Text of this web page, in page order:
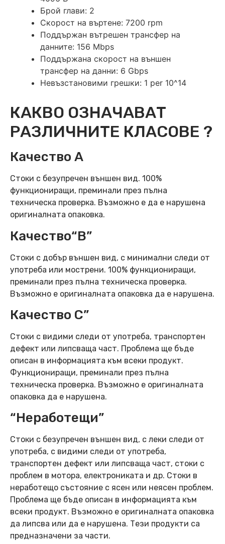
Брой глави: 2
Скорост на въртене: 7200 rpm
Поддържан вътрешен трансфер на
данните: 156 Mbps
Поддържана скорост на външен
трансфер на данни: 6 Gbps
Невъзстановими грешки: 1 per 10^14
КАКВО ОЗНАЧАВАТ
РАЗЛИЧНИТЕ КЛАСОВЕ ?
Качество А
Стоки с безупречен външен вид. 100%
функциониращи, преминали през пълна
техническа проверка. Възможно е да е нарушена
оригиналната опаковка.
Качество“B”
Стоки с добър външен вид, с минимални следи от
употреба или мострени. 100% функциониращи,
преминали през пълна техническа проверка.
Възможно е оригиналната опаковка да е нарушена.
Качество C”
Стоки с видими следи от употреба, транспортен
дефект или липсваща част. Проблема ще бъде
описан в информацията към всеки продукт.
Функциониращи, преминали през пълна
техническа проверка. Възможно е оригиналната
опаковка да е нарушена.
“Неработещи”
Стоки с безупречен външен вид, с леки следи от
употреба, с видими следи от употреба,
транспортен дефект или липсваща част, стоки с
проблем в мотора, електрониката и др. Стоки в
неработещо състояние с ясен или неясен проблем.
Проблема ще бъде описан в информацията към
всеки продукт. Възможно е оригиналната опаковка
да липсва или да е нарушена. Тези продукти са
предназначени за части.